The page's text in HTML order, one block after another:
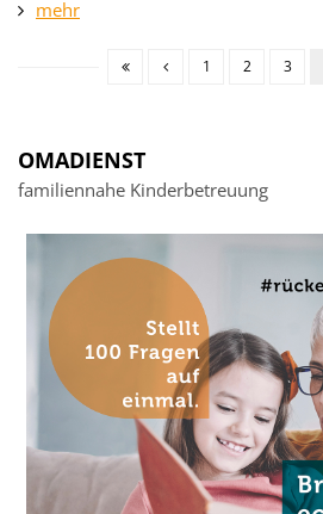
mehr
1 2 3
OMADIENST
familiennahe Kinderbetreuung